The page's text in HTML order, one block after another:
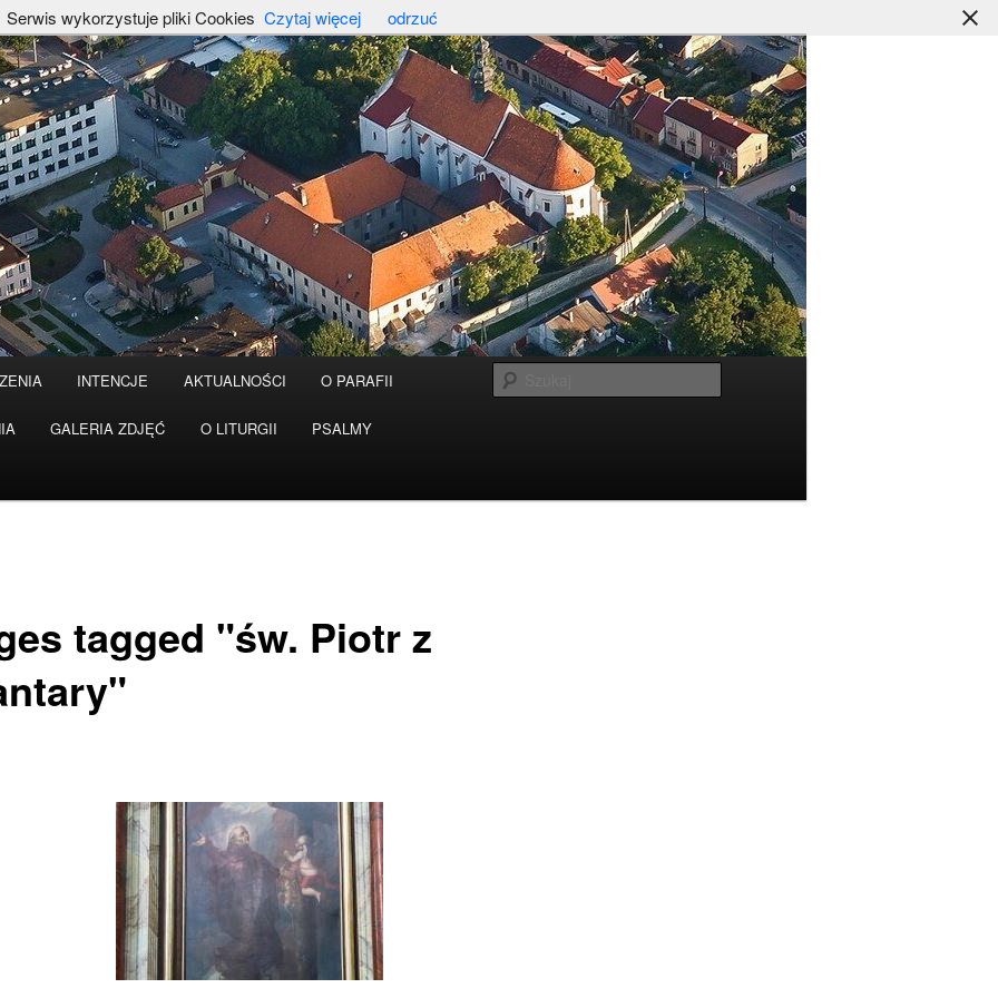
INTENCJE AKTUALNOŚCI O PARAFII
GALERIA ZDJĘĆ O LITURGII PSALMY
tagged "św. Piotr z
Serwis wykorzystuje pliki Cookies Czytaj więcej odrzuć